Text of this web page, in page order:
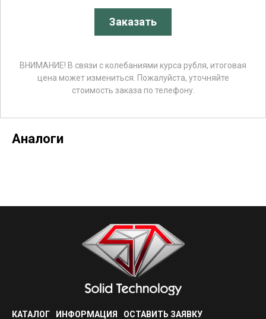
Заказать
ВНИМАНИЕ! В связи с колебаниями курса рубля, итоговая
цена может измениться. Пожалуйста, уточняйте
стоимость заказа по телефону.
Аналоги
КАТАЛОГ ИНФОРМАЦИЯ ОСТАВИТЬ ЗАЯВКУ